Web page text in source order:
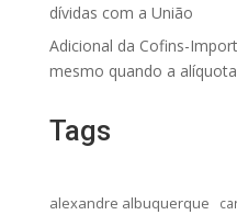
dívidas com a União
Adicional da Cofins-
mesmo quando a
Tags
alexandre albuquerque